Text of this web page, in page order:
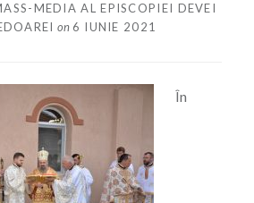
MEDIA AL EPISCOPIEI DEVEI
on6 IUNIE 2021
În